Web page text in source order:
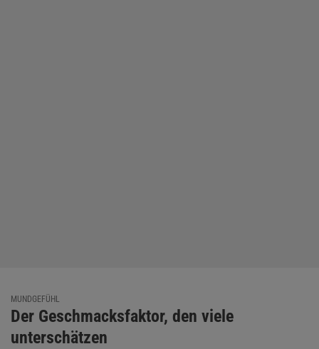
MUNDGEFÜHL
Der Geschmacksfaktor, den viele
unterschätzen